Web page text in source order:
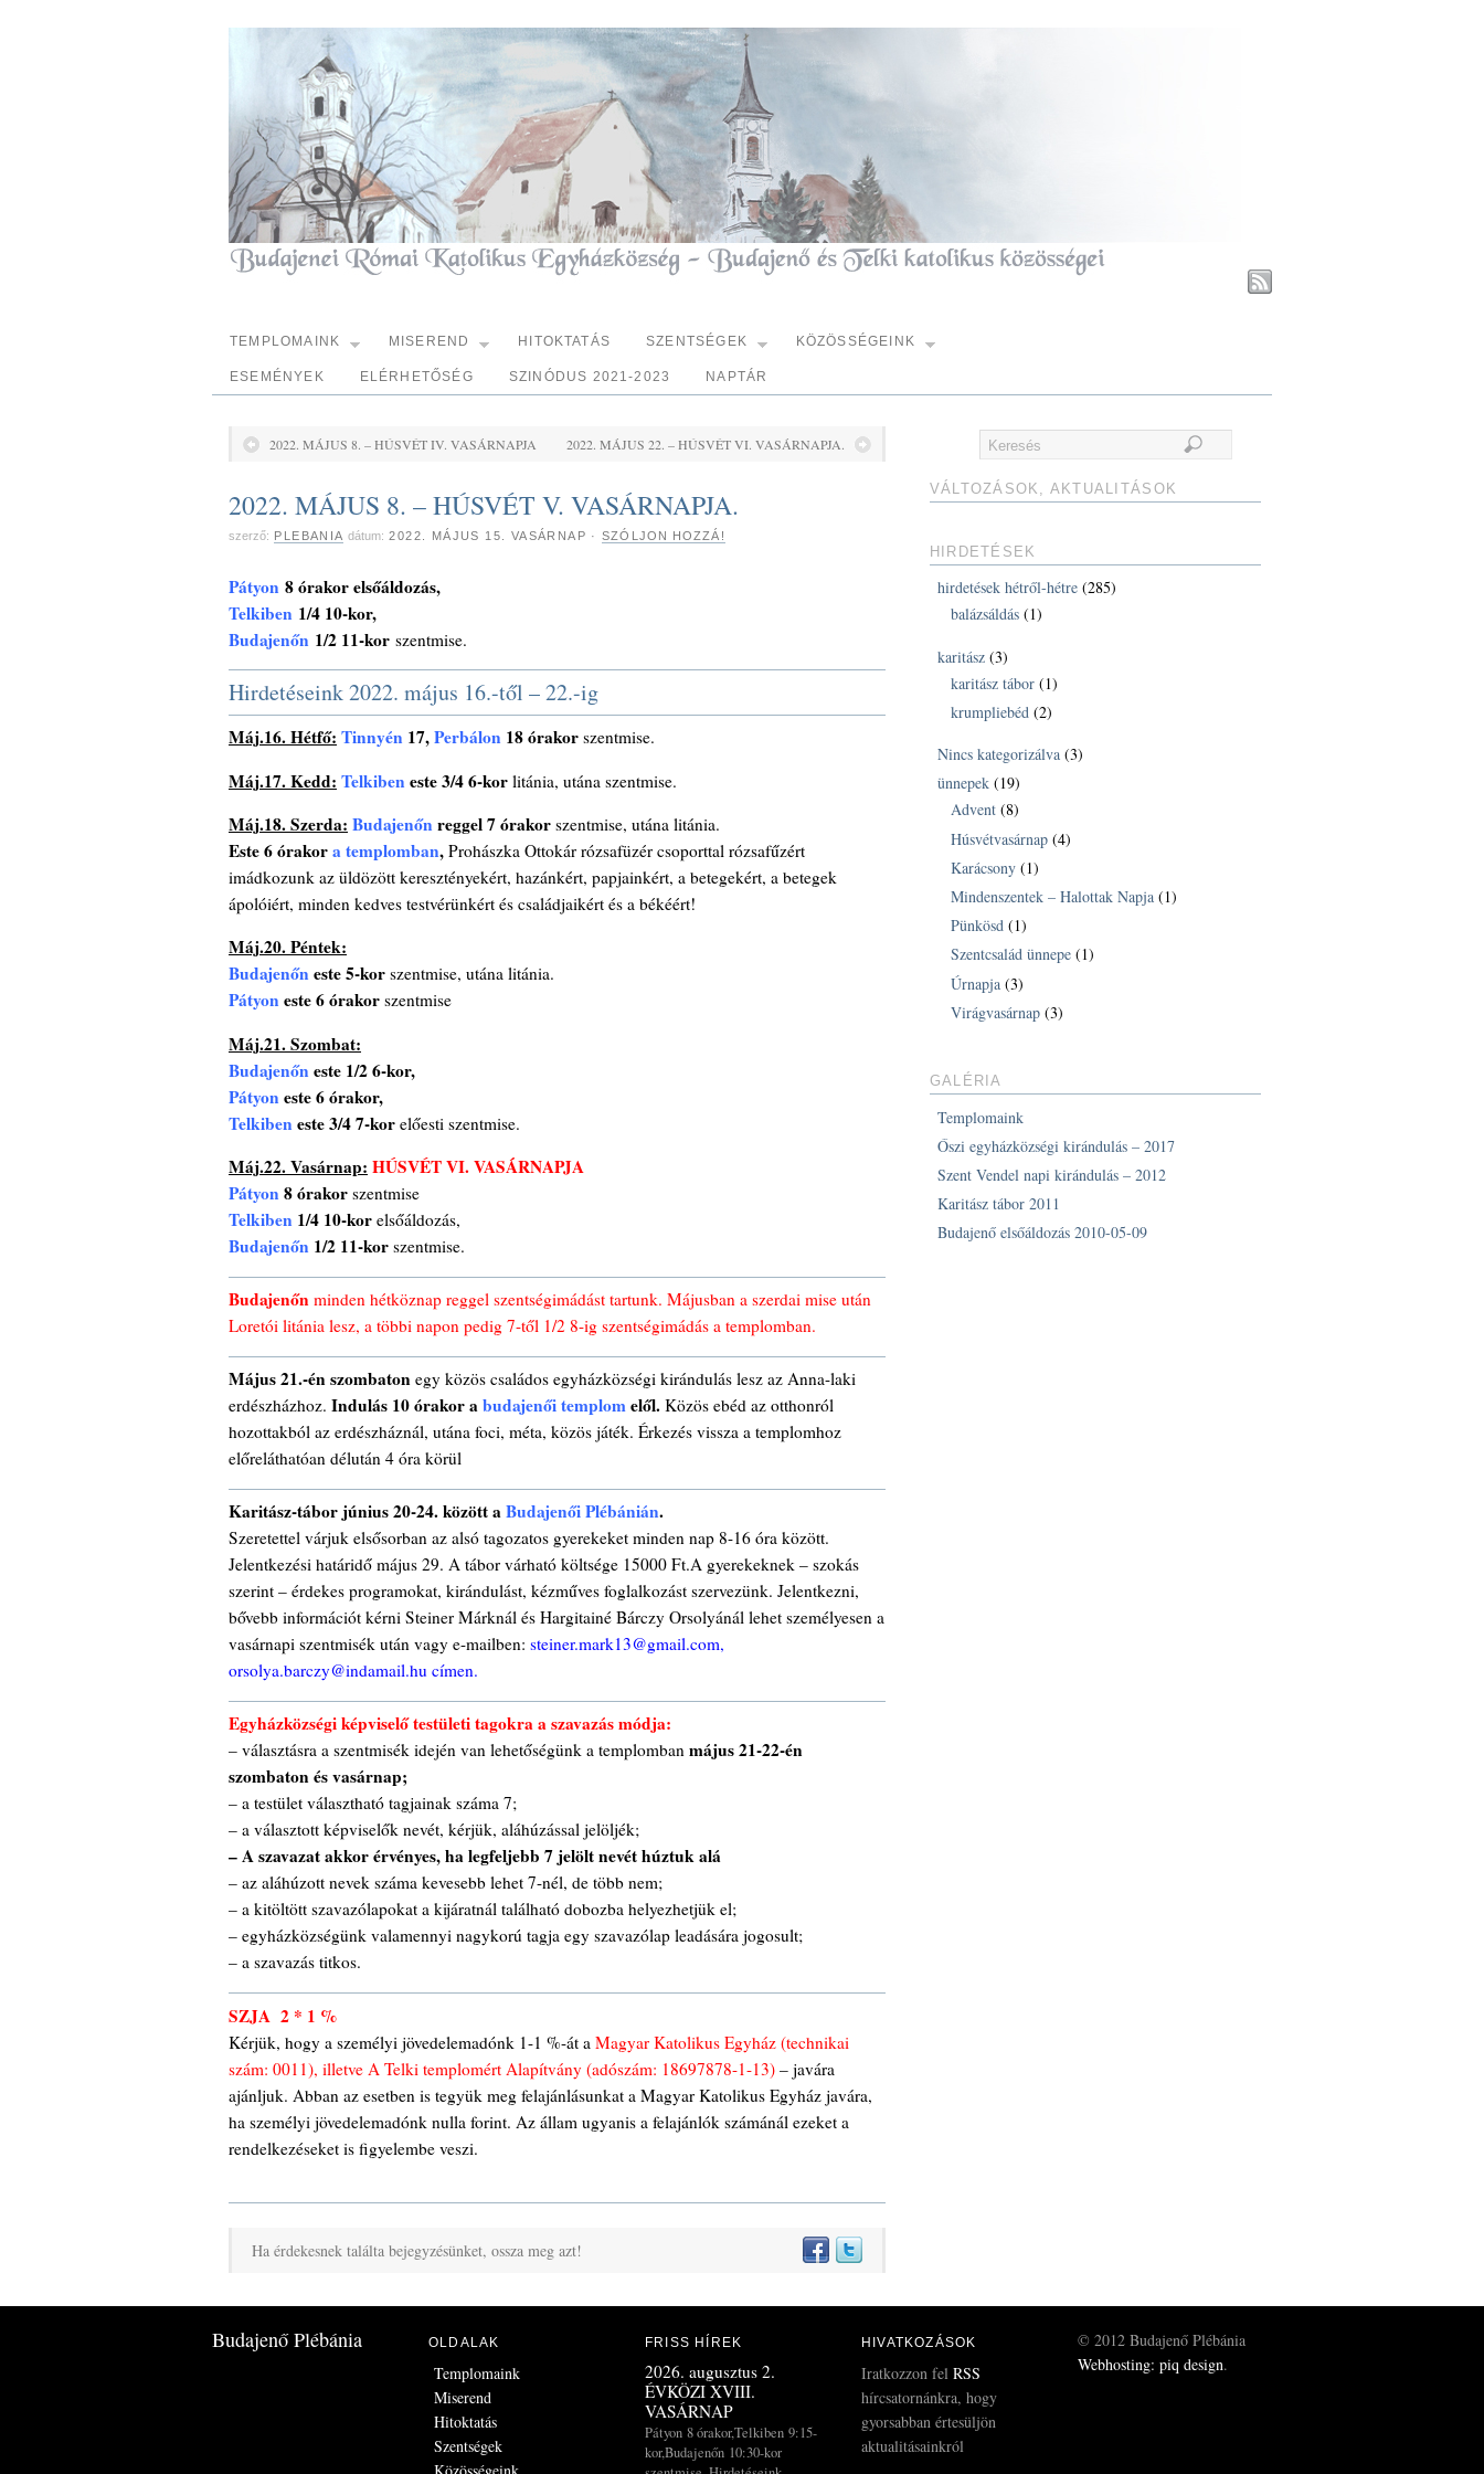
TEMPLOMAINK MISEREND HITOKTATÁS SZENTSÉGEK KÖZÖSSÉGEINK
ESEMÉNYEK ELÉRHETŐSÉG SZINÓDUS 2021-2023 NAPTÁR
2022. MÁJUS 8. – HÚSVÉT IV. VASÁRNAPJA 2022. MÁJUS 22. – HÚSVÉT VI. VASÁRNAPJA.
2022. MÁJUS 8. – HÚSVÉT V. VASÁRNAPJA.
szerző: PLEBANIA dátum: 2022. MÁJUS 15. VASÁRNAP ·SZÓLJON HOZZÁ!
Pátyon 8 órakor elsőáldozás,
Telkiben 1/4 10-kor,
Budajenőn 1/2 11-kor szentmise.
Hirdetéseink 2022. május 16.-től – 22.-ig
Máj.16. Hétfő: Tinnyén 17,Perbálon 18 órakor szentmise.
Máj.17. Kedd: Telkibeneste 3/4 6-kor litánia, utána szentmise.
Máj.18. Szerda: Budajenőnreggel 7 órakor szentmise, utána litánia.
Este 6 órakora templomban, Prohászka Ottokár rózsafüzér csoporttal rózsafűzért
imádkozunk az üldözött keresztényekért, hazánkért, papjainkért, a betegekért, a betegek
ápolóiért, minden kedves testvérünkért és családjaikért és a békéért!
Máj.20. Péntek:
Budajenőneste 5-kor szentmise, utána litánia.
Pátyoneste 6 órakor szentmise
Máj.21. Szombat:
Budajenőneste 1/2 6-kor,
Pátyoneste 6 órakor,
Telkibeneste 3/4 7-kor előesti szentmise.
Máj.22. Vasárnap: HÚSVÉT VI. VASÁRNAPJA
Pátyon8 órakor szentmise
Telkiben 1/4 10-kor elsőáldozás,
Budajenőn 1/2 11-kor szentmise.
Budajenőn minden hétköznap reggel szentségimádást tartunk. Májusban a szerdai mise után
Loretói litánia lesz, a többi napon pedig 7-től 1/2 8-ig szentségimádás a templomban.
Május 21.-én szombaton egy közös családos egyházközségi kirándulás lesz az Anna-laki
erdészházhoz. Indulás 10 órakor abudajenői templomelől. Közös ebéd az otthonról
hozottakból az erdészháznál, utána foci, méta, közös játék. Érkezés vissza a templomhoz
előreláthatóan délután 4 óra körül
Karitász-tábor június 20-24. között aBudajenői Plébánián.
Szeretettel várjuk elsősorban az alsó tagozatos gyerekeket minden nap 8-16 óra között.
Jelentkezési határidő május 29. A tábor várható költsége 15000 Ft.A gyerekeknek – szokás
szerint – érdekes programokat, kirándulást, kézműves foglalkozást szervezünk. Jelentkezni,
bővebb információt kérni Steiner Márknál és Hargitainé Bárczy Orsolyánál lehet személyesen a
vasárnapi szentmisék után vagy e-mailben: steiner.mark13@gmail.com,
orsolya.barczy@indamail.hu címen.
Egyházközségi képviselő testületi tagokra a szavazás módja:
– választásra a szentmisék idején van lehetőségünk a templomban május 21-22-én
szombaton és vasárnap;
– a testület választható tagjainak száma 7;
– a választott képviselők nevét, kérjük, aláhúzással jelöljék;
– A szavazat akkor érvényes, ha legfeljebb 7 jelölt nevét húztuk alá
– az aláhúzott nevek száma kevesebb lehet 7-nél, de több nem;
– a kitöltött szavazólapokat a kijáratnál található dobozba helyezhetjük el;
– egyházközségünk valamennyi nagykorú tagja egy szavazólap leadására jogosult;
– a szavazás titkos.
SZJA 2 * 1 %
Kérjük, hogy a személyi jövedelemadónk 1-1 %-át a Magyar Katolikus Egyház (technikai
szám: 0011), illetve A Telki templomért Alapítvány (adószám: 18697878-1-13) – javára
ajánljuk. Abban az esetben is tegyük meg felajánlásunkat a Magyar Katolikus Egyház javára,
ha személyi jövedelemadónk nulla forint. Az állam ugyanis a felajánlók számánál ezeket a
rendelkezéseket is figyelembe veszi.
Ha érdekesnek találta bejegyzésünket, ossza meg azt!
VÁLTOZÁSOK, AKTUALITÁSOK
HIRDETÉSEK
hirdetések hétről-hétre (285)
balázsáldás (1)
karitász (3)
karitász tábor (1)
krumpliebéd (2)
Nincs kategorizálva (3)
ünnepek (19)
Advent (8)
Húsvétvasárnap (4)
Karácsony (1)
Mindenszentek – Halottak Napja (1)
Pünkösd (1)
Szentcsalád ünnepe (1)
Úrnapja (3)
Virágvasárnap (3)
GALÉRIA
Templomaink
Őszi egyházközségi kirándulás – 2017
Szent Vendel napi kirándulás – 2012
Karitász tábor 2011
Budajenő elsőáldozás 2010-05-09
Budajenő Plébánia OLDALAK
Templomaink
Miserend
Hitoktatás
Szentségek
FRISS HÍREK
2026. augusztus 2.
ÉVKÖZI XVIII.
VASÁRNAP
Pátyon 8 órakor,Telkiben 9:15-
kor,Budajenőn 10:30-kor
HIVATKOZÁSOK
Iratkozzon fel RSS
hírcsatornánkra, hogy
gyorsabban értesüljön
aktualitásainkról
© 2012 Budajenő Plébánia
Webhosting: piq design.